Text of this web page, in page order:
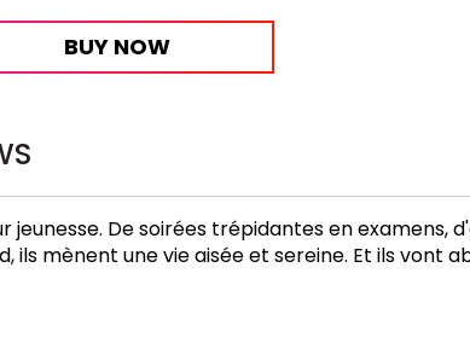
BUY NOW
De soirées trépidantes en examens,
mènent une vie aisée et sereine. Et ils vont